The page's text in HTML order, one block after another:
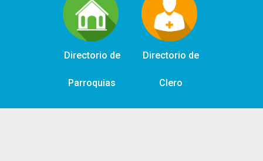
Directorio de
Parroquias
Directorio de
Clero